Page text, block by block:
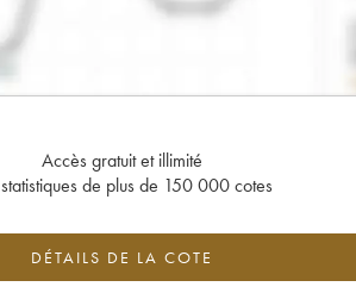
Accès gratuit et illimité
de plus de 150 000 cotes
DÉTAILS DE LA COTE